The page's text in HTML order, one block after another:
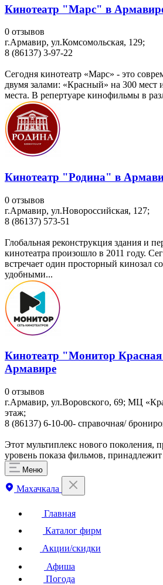
Кинотеатр "Марс" в
0 отзывов
г.Армавир, ул.Комсомольская, 129;
8 (86137) 3-97-22
Сегодня кинотеатр «Марс» - это
двумя залами: «Красный» на 300 мест
места. В репертуаре кинофильмы в
Кинотеатр "Родина" в
0 отзывов
г.Армавир, ул.Новороссийская, 127;
8 (86137) 573-51
Глобальная реконструкция здания и
кинотеатра произошло в 2011 году.
встречает один просторный кинозал
удобными...
Кинотеатр "Монитор
Армавире
0 отзывов
г.Армавир, ул.Воровского, 69; МЦ
этаж;
8 (86137) 6-10-00- справочная/
Этот мультиплекс нового поколения,
уровень показа фильмов, принадлежит
Меню
Махачкала
Главная
Каталог фирм
Акции/скидки
Афиша
Погода